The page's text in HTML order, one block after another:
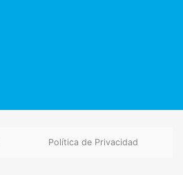
Política de Privacidad